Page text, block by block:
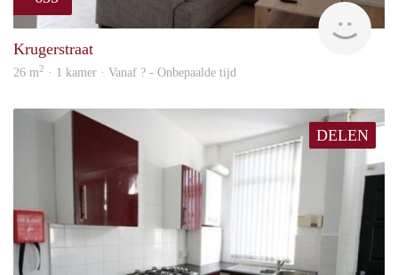
Krugerstraat
26 m2 · 1 kamer · Vanaf ? - Onbepaalde tijd
DELEN